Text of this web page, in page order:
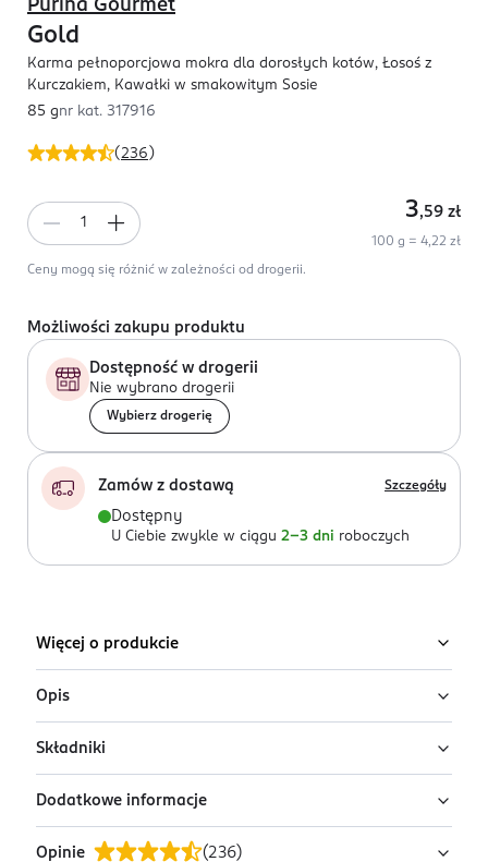
(236 )
Purina Gourmet
Gold
Karma pełnoporcjowa mokra dla dorosłych kotów, Łosoś z
Kurczakiem, Kawałki w smakowitym Sosie
85 gnr kat. 317916
3,59 zł
100 g = 4,22 zł
Ceny mogą się różnić w zależności od drogerii.
Możliwości zakupu produktu
Dostępność w drogerii
Nie wybrano drogerii
Wybierz drogerię
Zamów z dostawą Szczegóły
Dostępny
U Ciebie zwykle w ciągu 2-3 dni roboczych
Więcej o produkcie
Opis
GOURMET™ Gold Kawałki w sosie to delikatne kawałki
z wołowiną, kurczakiem, łososiem lub w innym
wyśmienitym smaku, starannie ugotowane do perfekcji,
zanurzone w apetycznym sosie i przyozdobione
warzywami, aby zaoferować Twojemu kotu przyjemność
Składniki
Mięso i produkty pochodzenie zwierzęcego (w tym
kurczak 4%), ryby i produkty rybne ( w tym łosoś 4%),
zboża, składniki mineralne, cukry.
Dodatkowe informacje
PRZYGOTOWANIE I STOSOWANIE
Opinie (236)